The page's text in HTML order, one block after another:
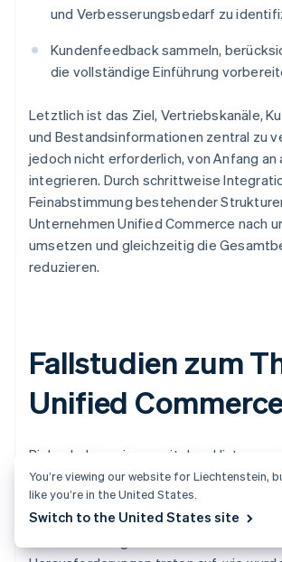
und Verbesserungsbedarf zu
Kundenfeedback sammeln,
die vollständige Einführung
Letztlich ist das Ziel, Vertriebskanäle,
und Bestandsinformationen zentral zu
jedoch nicht erforderlich, von Anfang an
integrieren. Durch schrittweise
Feinabstimmung bestehender
Unternehmen Unified Commerce nach
umsetzen und gleichzeitig die
reduzieren.
Fallstudien zum
Unified
Bisher haben wir uns mit dem
Vorteilen von Unified Commerce sowie
Integrationsschritten beschäftigt. Nun
Blick auf Fallstudien von Unternehmen,
You’re viewing our website for Liechtenstein,
like you’re in the United States.
Switch to the United States site